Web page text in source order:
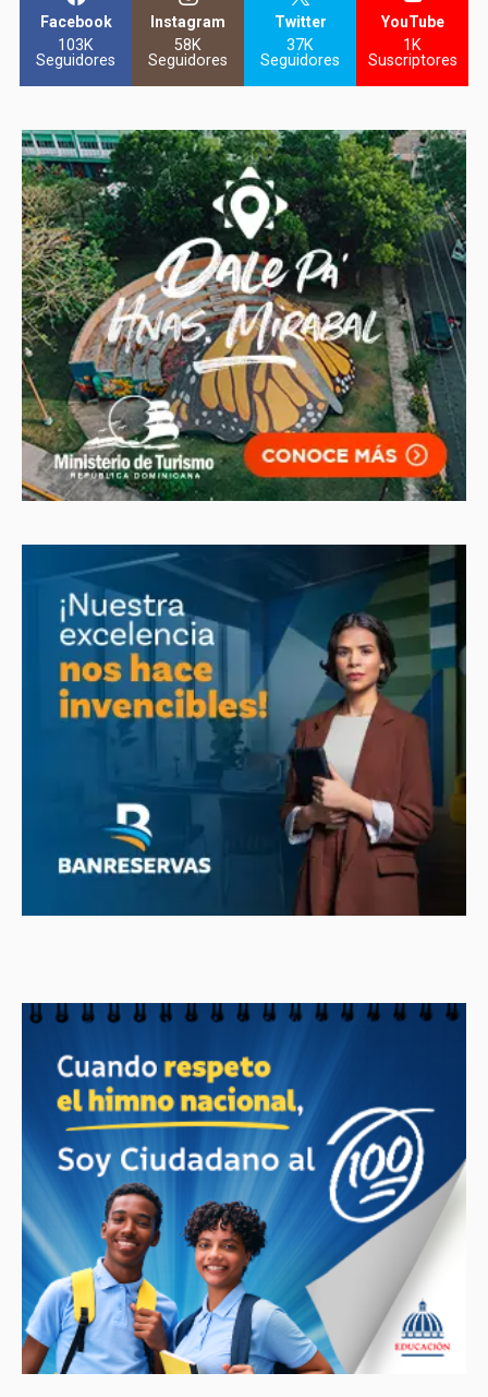
Facebook
103K
Seguidores
Instagram
58K
Seguidores
Twitter
37K
Seguidores
YouTube
1K
Suscriptores